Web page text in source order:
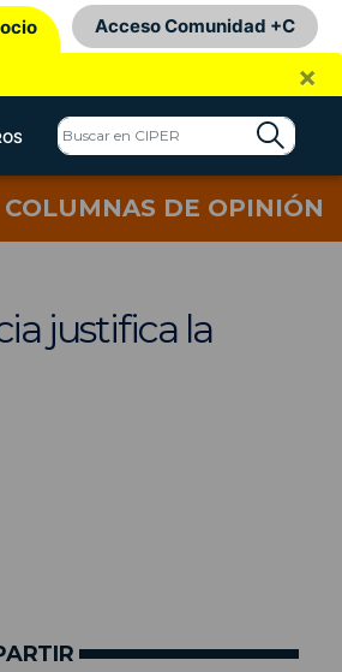
Acceso Comunidad +C
×
COLUMNAS DE OPINIÓN
justifica la